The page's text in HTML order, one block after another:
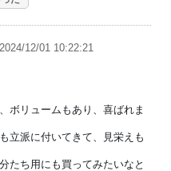
2024/12/01 10:22:21
ボリュームもあり、喜ばれま
立派に付いてきて、見栄えも
たち用にも買ってみたいなと